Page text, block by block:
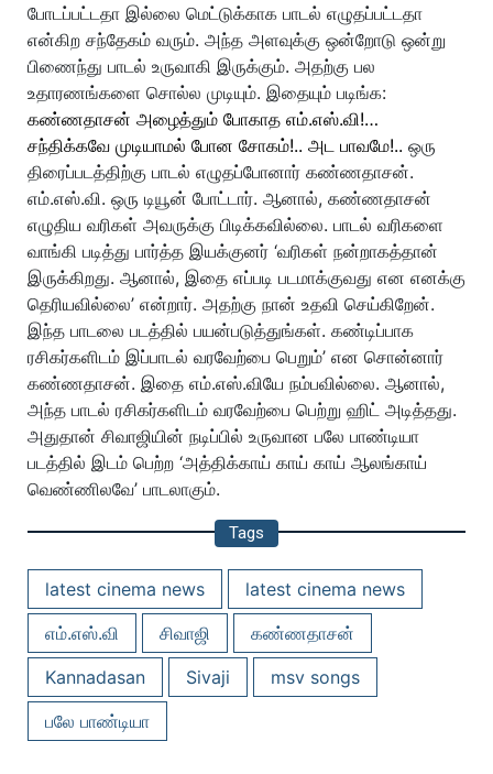
போடப்பட்டதா இல்லை மெட்டுக்காக பாடல் எழுதப்பட்டதா
என்கிற சந்தேகம் வரும். அந்த அளவுக்கு ஒன்றோடு ஒன்று
பிணைந்து பாடல் உருவாகி இருக்கும். அதற்கு பல
உதாரணங்களை சொல்ல முடியும். இதையும் படிங்க:
கண்ணதாசன் அழைத்தும் போகாத எம்.எஸ்.வி!…
சந்திக்கவே முடியாமல் போன சோகம்!.. அட பாவமே!.. ஒரு
திரைப்படத்திற்கு பாடல் எழுதப்போனார் கண்ணதாசன்.
எம்.எஸ்.வி. ஒரு டியூன் போட்டார். ஆனால், கண்ணதாசன்
எழுதிய வரிகள் அவருக்கு பிடிக்கவில்லை. பாடல் வரிகளை
வாங்கி படித்து பார்த்த இயக்குனர் ‘வரிகள் நன்றாகத்தான்
இருக்கிறது. ஆனால், இதை எப்படி படமாக்குவது என எனக்கு
தெரியவில்லை’ என்றார். அதற்கு நான் உதவி செய்கிறேன்.
இந்த பாடலை படத்தில் பயன்படுத்துங்கள். கண்டிப்பாக
ரசிகர்களிடம் இப்பாடல் வரவேற்பை பெறும்’ என சொன்னார்
கண்ணதாசன். இதை எம்.எஸ்.வியே நம்பவில்லை. ஆனால்,
அந்த பாடல் ரசிகர்களிடம் வரவேற்பை பெற்று ஹிட் அடித்தது.
அதுதான் சிவாஜியின் நடிப்பில் உருவான பலே பாண்டியா
படத்தில் இடம் பெற்ற ‘அத்திக்காய் காய் காய் ஆலங்காய்
வெண்ணிலவே’ பாடலாகும்.
Tags
latest cinema news
latest cinema news
எம்.எஸ்.வி
சிவாஜி
கண்ணதாசன்
Kannadasan
Sivaji
msv songs
பலே பாண்டியா